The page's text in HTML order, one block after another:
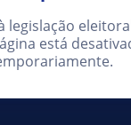
legislação
está